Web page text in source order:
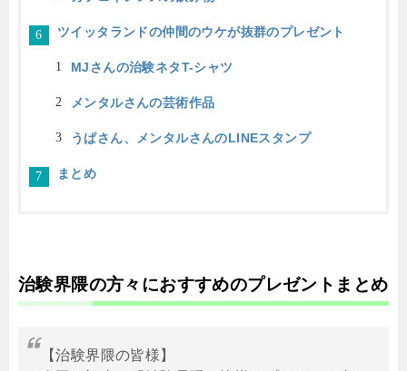
ツイッタランドの仲間のウケが抜群のプレゼント
MJさんの治験ネタT-シャツ
メンタルさんの芸術作品
うぱさん、メンタルさんのLINEスタンプ
まとめ
治験界隈の方々におすすめのプレゼントまとめ
【治験界隈の皆様】